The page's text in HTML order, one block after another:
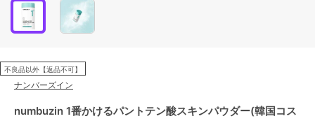
不良品以外【返品不可】
ナンバーズイン
numbuzin 1番かけるパントテン酸スキンパウダー(韓国コス